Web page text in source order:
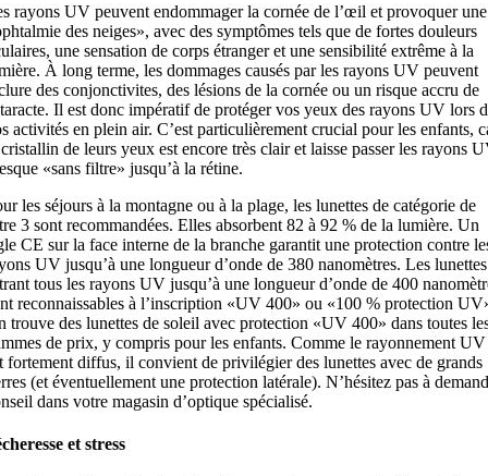
rayons UV peuvent endommager la cornée de l’œil et provoquer une
des neiges», avec des symptômes tels que de fortes douleurs
une sensation de corps étranger et une sensibilité extrême à la
À long terme, les dommages causés par les rayons UV peuvent
des conjonctivites, des lésions de la cornée ou un risque accru de
Il est donc impératif de protéger vos yeux des rayons UV lors
activités en plein air. C’est particulièrement crucial pour les enfants,
de leurs yeux est encore très clair et laisse passer les rayons
«sans filtre» jusqu’à la rétine.
les séjours à la montagne ou à la plage, les lunettes de catégorie de
3 sont recommandées. Elles absorbent 82 à 92 % de la lumière. Un
CE sur la face interne de la branche garantit une protection contre
UV jusqu’à une longueur d’onde de 380 nanomètres. Les lunettes
tous les rayons UV jusqu’à une longueur d’onde de 400
reconnaissables à l’inscription «UV 400» ou «100 % protection
trouve des lunettes de soleil avec protection «UV 400» dans toutes
de prix, y compris pour les enfants. Comme le rayonnement UV
fortement diffus, il convient de privilégier des lunettes avec de grands
(et éventuellement une protection latérale). N’hésitez pas à
dans votre magasin d’optique spécialisé.
et stress